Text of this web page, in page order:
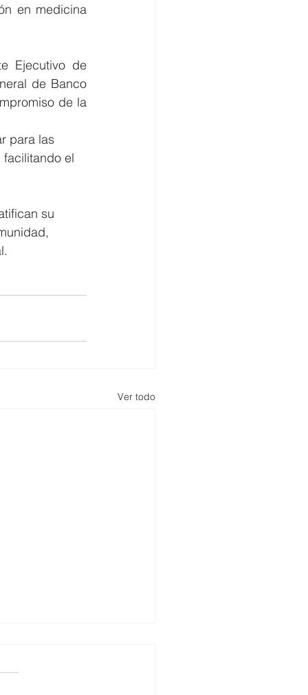
en medicina
Ejecutivo de
de Banco
de la
para las
facilitando el
su
Ver todo